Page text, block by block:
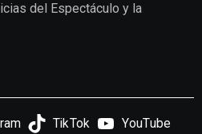
del Espectáculo y la
TikTok
YouTube